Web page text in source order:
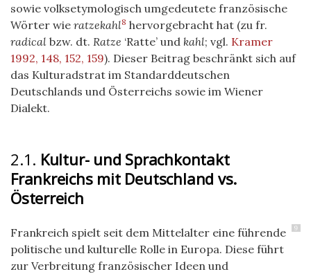
sowie volksetymologisch umgedeutete französische
Wörter wie ratzekahl8 hervorgebracht hat (zu fr.
radical bzw. dt. Ratze ‘Ratte’ und kahl; vgl. Kramer
1992, 148, 152, 159). Dieser Beitrag beschränkt sich auf
das Kulturadstrat im Standarddeutschen
Deutschlands und Österreichs sowie im Wiener
Dialekt.
2.1. Kultur- und Sprachkontakt
Frankreichs mit Deutschland vs.
Österreich
9
Frankreich spielt seit dem Mittelalter eine führende
politische und kulturelle Rolle in Europa. Diese führt
zur Verbreitung französischer Ideen und